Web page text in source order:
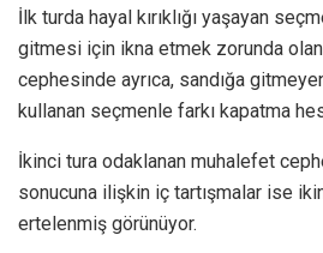
İlk turda hayal kırıklığı yaşayan
gitmesi için ikna etmek zorunda
cephesinde ayrıca, sandığa
kullanan seçmenle farkı kapatma
İkinci tura odaklanan muhalefet
sonucuna ilişkin iç tartışmalar ise
ertelenmiş görünüyor.